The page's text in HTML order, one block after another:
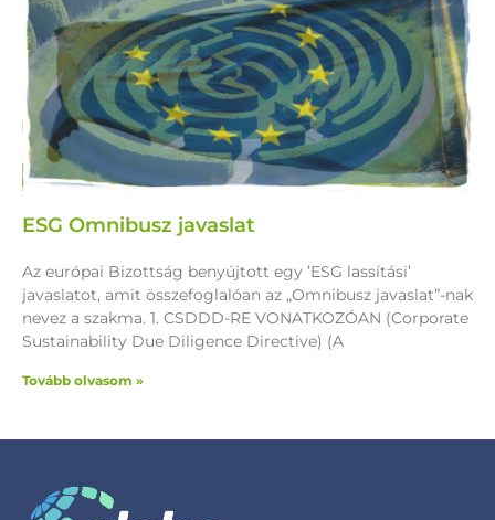
ESG Omnibusz javaslat
Az európai Bizottság benyújtott egy ’ESG lassítási’
javaslatot, amit összefoglalóan az „Omnibusz javaslat”-nak
nevez a szakma. 1. CSDDD-RE VONATKOZÓAN (Corporate
Sustainability Due Diligence Directive) (A
Tovább olvasom »